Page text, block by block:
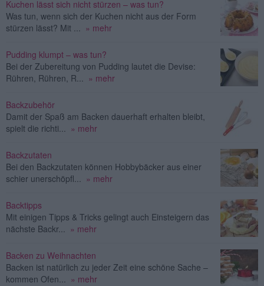
Kuchen lässt sich nicht stürzen – was tun?
Was tun, wenn sich der Kuchen nicht aus der Form
stürzen lässt? Mit ... » mehr
Pudding klumpt – was tun?
Bei der Zubereitung von Pudding lautet die Devise:
Rühren, Rühren, R... » mehr
Backzubehör
Damit der Spaß am Backen dauerhaft erhalten bleibt,
spielt die richti... » mehr
Backzutaten
Bei den Backzutaten können Hobbybäcker aus einer
schier unerschöpfl... » mehr
Backtipps
Mit einigen Tipps & Tricks gelingt auch Einsteigern das
nächste Backr... » mehr
Backen zu Weihnachten
Backen ist natürlich zu jeder Zeit eine schöne Sache –
kommen Ofen... » mehr